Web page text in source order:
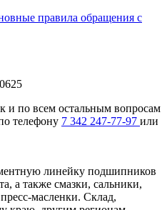
правила обращения с
и по всем остальным вопросам
телефону 7 342 247-77-97 или
линейку подшипников
а также смазки, сальники,
масленки. Склад,